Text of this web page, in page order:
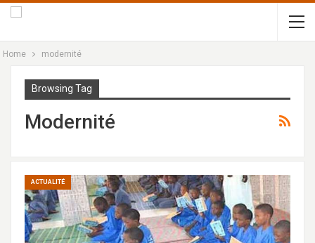
Home modernité
Browsing Tag
Modernité
ACTUALITÉ